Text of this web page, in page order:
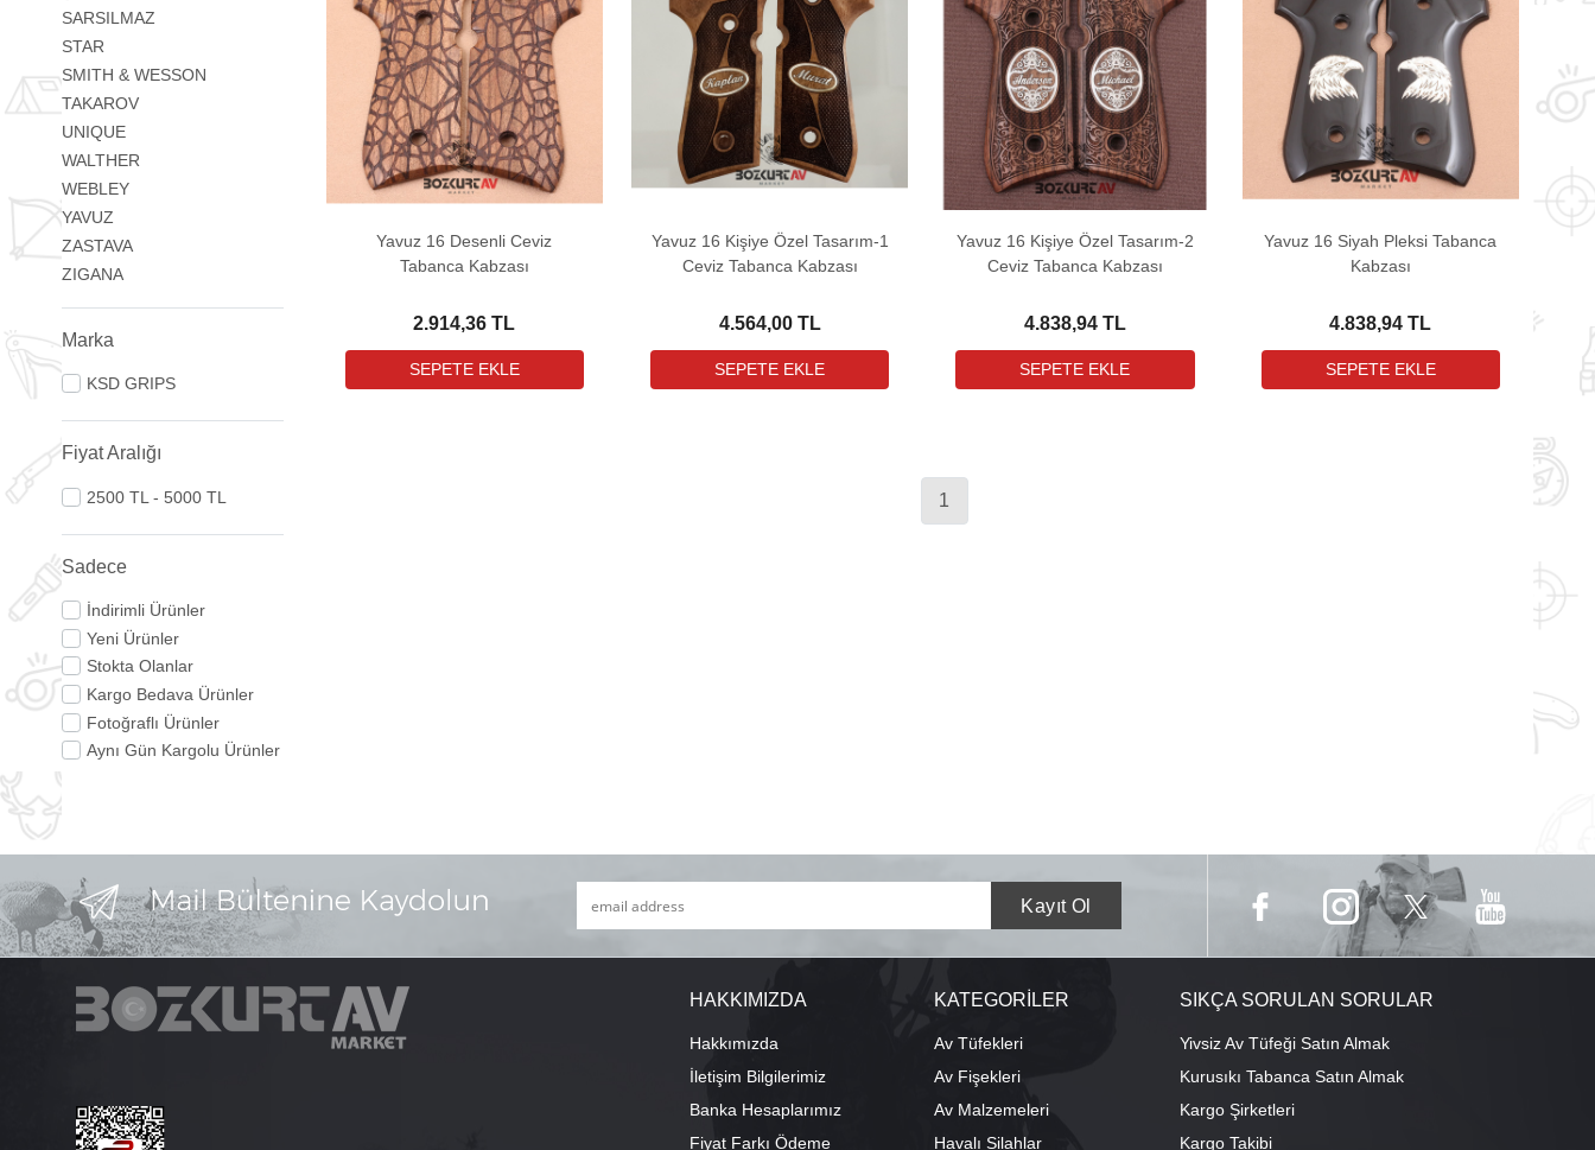
SARSILMAZ
STAR
SMITH & WESSON
TAKAROV
UNIQUE
WALTHER
WEBLEY
YAVUZ
ZASTAVA
ZIGANA
Marka
KSD GRIPS
Fiyat Aralığı
2500 TL - 5000 TL
Sadece
İndirimli Ürünler
Yeni Ürünler
Stokta Olanlar
Kargo Bedava Ürünler
Fotoğraflı Ürünler
Aynı Gün Kargolu Ürünler
Yavuz 16 Desenli Ceviz
Tabanca Kabzası
2.914,36 TL
Yavuz 16 Kişiye Özel Tasarım-1
Ceviz Tabanca Kabzası
4.564,00 TL
Yavuz 16 Kişiye Özel Tasarım-2
Ceviz Tabanca Kabzası
4.838,94 TL
Yavuz 16 Siyah Pleksi Tabanca
Kabzası
4.838,94 TL
1
HAKKIMIZDA
Hakkımızda
İletişim Bilgilerimiz
Banka Hesaplarımız
Fiyat Farkı Ödeme
KATEGORİLER
Av Tüfekleri
Av Fişekleri
Av Malzemeleri
Havalı Silahlar
SIKÇA SORULAN SORULAR
Yivsiz Av Tüfeği Satın Almak
Kurusıkı Tabanca Satın Almak
Kargo Şirketleri
Kargo Takibi